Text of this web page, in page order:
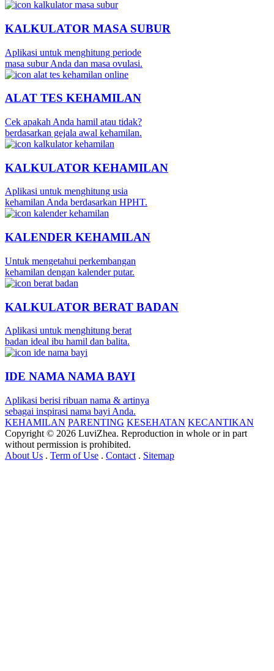
KALKULATOR MASA SUBUR
Aplikasi untuk menghitung periode
masa subur Anda dan masa ovulasi.
ALAT TES KEHAMILAN
Cek apakah Anda hamil atau tidak?
berdasarkan gejala awal kehamilan.
KALKULATOR KEHAMILAN
Aplikasi untuk menghitung usia
kehamilan Anda berdasarkan HPHT.
KALENDER KEHAMILAN
Untuk mengetahui perkembangan
kehamilan dengan kalender putar.
KALKULATOR BERAT BADAN
Aplikasi untuk menghitung berat
badan ideal ibu hamil dan balita.
IDE NAMA NAMA BAYI
Aplikasi berisi ribuan nama & artinya
sebagai inspirasi nama bayi Anda.
KEHAMILAN PARENTING KESEHATAN KECANTIKAN
Copyright © 2026 LuviZhea. Reproduction in whole or in part
without permission is prohibited.
About Us . Term of Use . Contact . Sitemap